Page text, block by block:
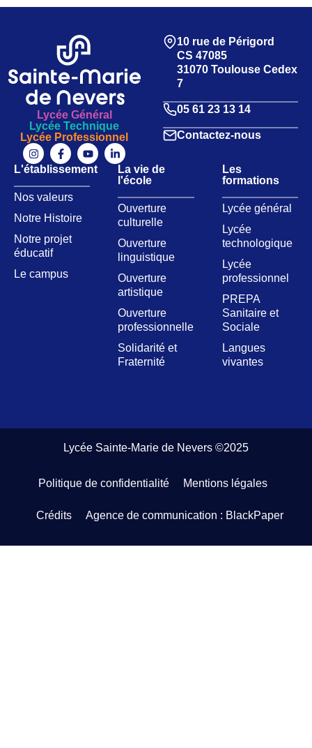
Lycée Général
Lycée Technique
Lycée Professionnel
10 rue de Périgord
CS 47085
31070 Toulouse Cedex
7
05 61 23 13 14
Contactez-nous
L'établissement
Nos valeurs​
Notre Histoire
Notre projet
éducatif
Le campus
La vie de
l'école
Ouverture
culturelle
Ouverture
linguistique
Ouverture
artistique
Ouverture
professionnelle
Solidarité et
Fraternité
Les
formations
Lycée général
Lycée
technologique
Lycée
professionnel
PREPA
Sanitaire et
Sociale
Langues
vivantes
Lycée Sainte-Marie de Nevers ©2025
Politique de confidentialité Mentions légales
Crédits Agence de communication : BlackPaper